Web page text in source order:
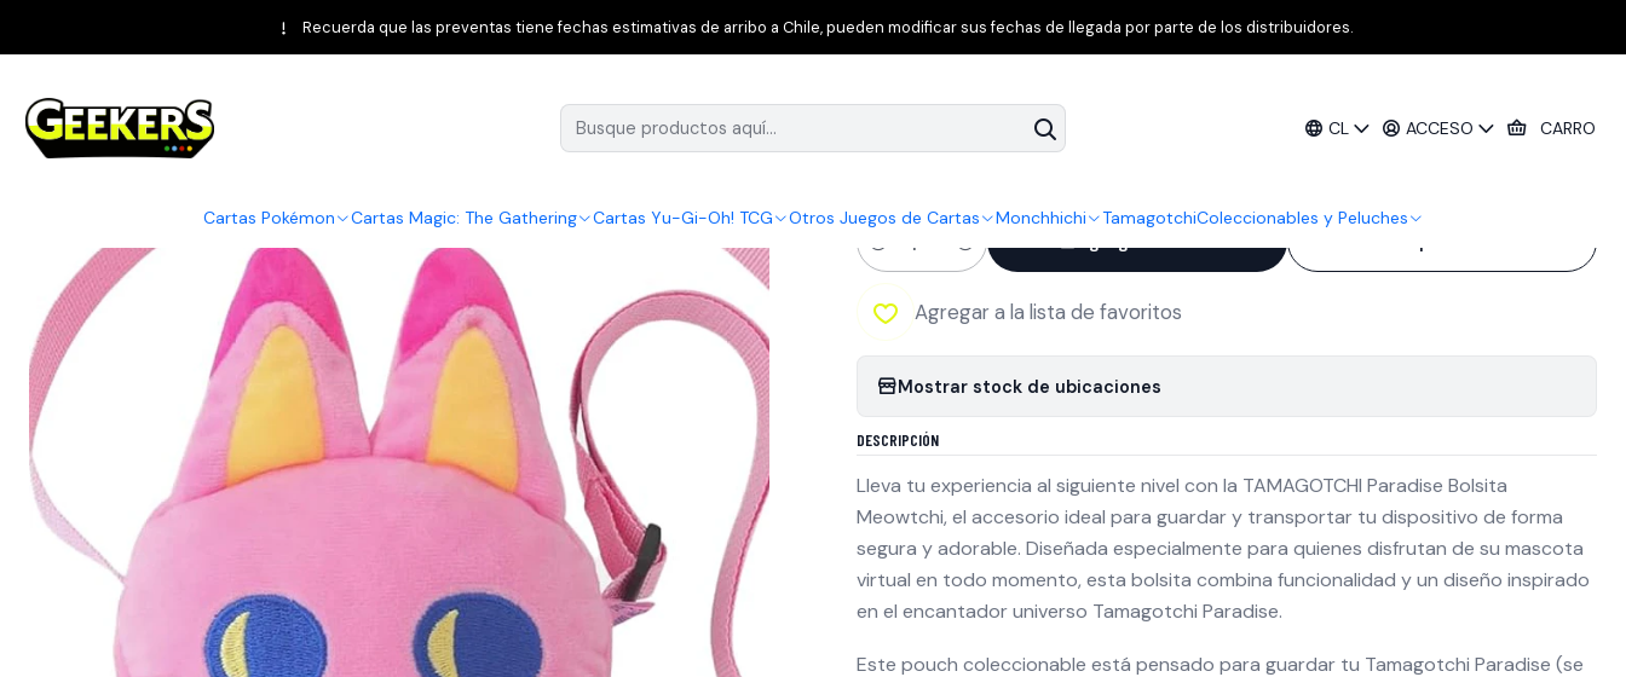
CL ACCESO CARRO
Cartas Pokémon Cartas Magic: The Gathering Cartas Yu-Gi-Oh! TCG Otros Juegos de Cartas Monchhichi TamagotchiColeccionables y Peluches
Recuerda que las preventas tiene fechas estimativas de arribo a Chile, pueden modificar sus fechas de llegada por parte de los distribuidores.
Inicio Bandai Tamagotchi Paradise Tamagotchi Paradise Outing Carry Meowtchi | Estuche Transporte Tamagotchi | Accesorio Oficial
|
Tamagotchi Paradise Outing Carry Meowtchi | Estuche
Cantidad
Agregar a la lista de favoritos
Mostrar stock de ubicaciones
DESCRIPCIÓN
Lleva tu experiencia al siguiente nivel con la TAMAGOTCHI Paradise Bolsita
Meowtchi, el accesorio ideal para guardar y transportar tu dispositivo de forma
segura y adorable. Diseñada especialmente para quienes disfrutan de su mascota
virtual en todo momento, esta bolsita combina funcionalidad y un diseño inspirado
en el encantador universo Tamagotchi Paradise.
Este pouch coleccionable está pensado para guardar tu Tamagotchi Paradise (se